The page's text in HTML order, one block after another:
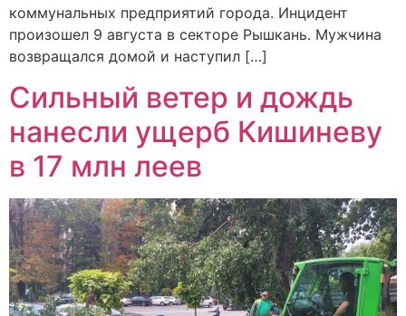
коммунальных предприятий города. Инцидент
произошел 9 августа в секторе Рышкань. Мужчина
возвращался домой и наступил […]
Сильный ветер и дождь
нанесли ущерб Кишиневу
в 17 млн леев